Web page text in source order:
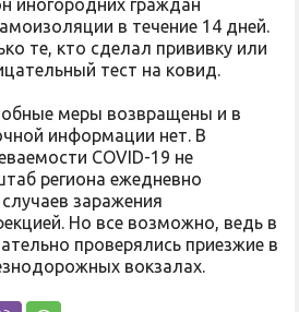
иногородних граждан
в течение 14 дней.
те, кто сделал прививку или
тест на ковид.
меры возвращены и в
информации нет. В
COVID-19 не
региона ежедневно
заражения
Но все возможно, ведь в
проверялись приезжие в
вокзалах.